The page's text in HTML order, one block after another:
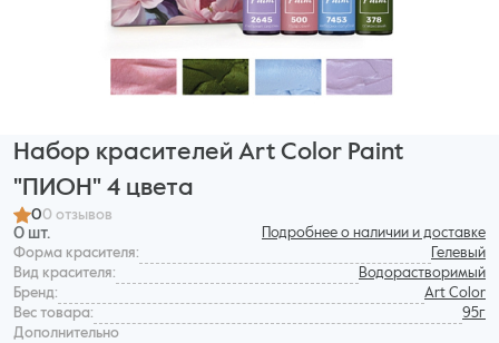
Набор красителей Art Color Paint
"ПИОН" 4 цвета
00 отзывов
0 шт.
Подробнее о наличии и доставке
Форма красителя:
Гелевый
Вид красителя:
Водорастворимый
Бренд:
Art Color
Вес товара:
95г
Дополнительнo